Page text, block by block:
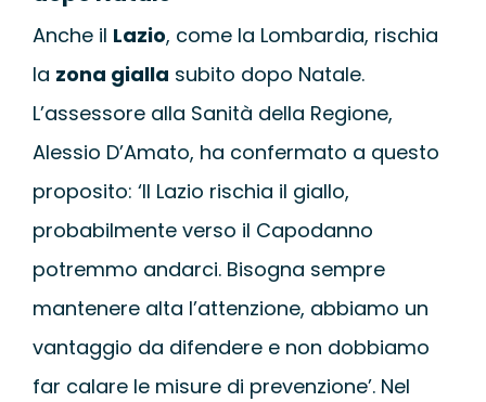
Anche il Lazio, come la Lombardia, rischia
la zona gialla subito dopo Natale.
L’assessore alla Sanità della Regione,
Alessio D’Amato, ha confermato a questo
proposito: ‘Il Lazio rischia il giallo,
probabilmente verso il Capodanno
potremmo andarci. Bisogna sempre
mantenere alta l’attenzione, abbiamo un
vantaggio da difendere e non dobbiamo
far calare le misure di prevenzione’. Nel